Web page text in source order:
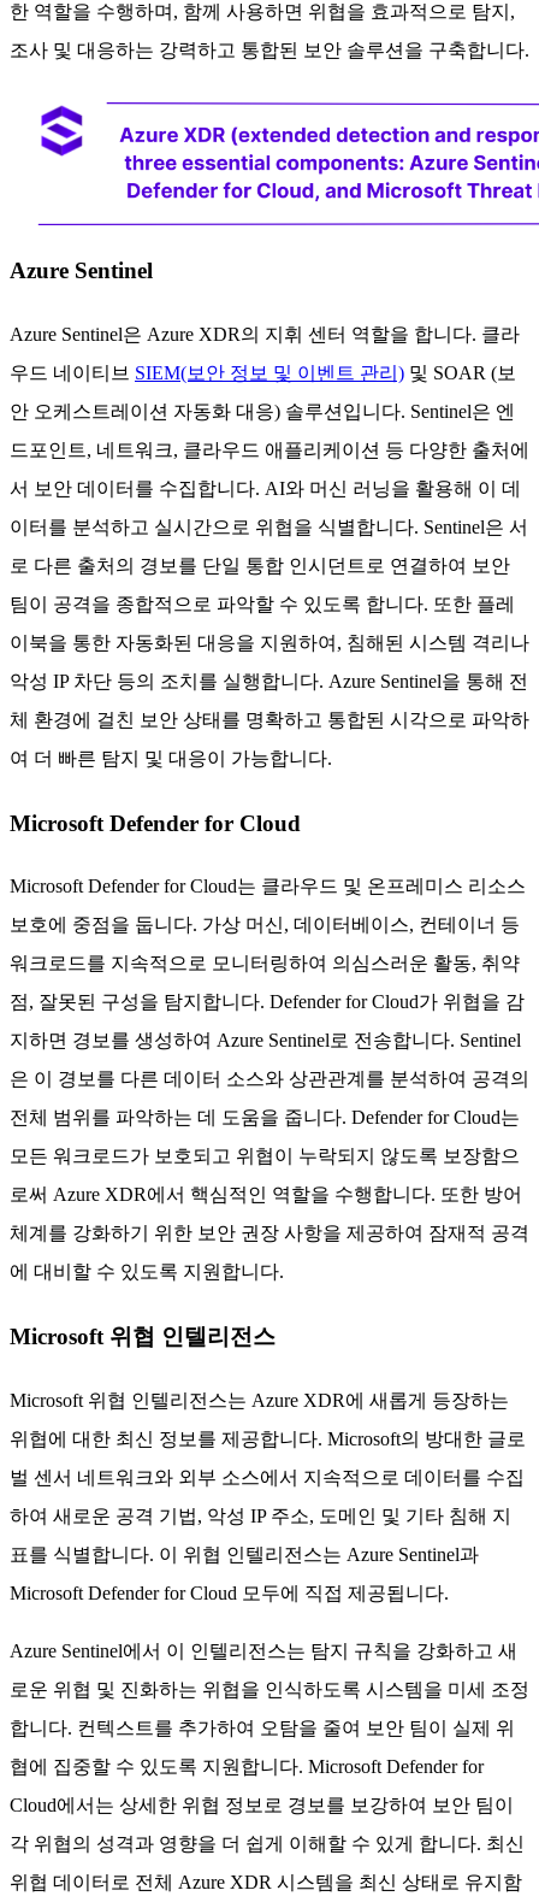
한 역할을 수행하며, 함께 사용하면 위협을 효과적으로 탐지,
조사 및 대응하는 강력하고 통합된 보안 솔루션을 구축합니다.
Azure Sentinel
Azure Sentinel은 Azure XDR의 지휘 센터 역할을 합니다. 클라
우드 네이티브 SIEM(보안 정보 및 이벤트 관리) 및 SOAR (보
안 오케스트레이션 자동화 대응) 솔루션입니다. Sentinel은 엔
드포인트, 네트워크, 클라우드 애플리케이션 등 다양한 출처에
서 보안 데이터를 수집합니다. AI와 머신 러닝을 활용해 이 데
이터를 분석하고 실시간으로 위협을 식별합니다. Sentinel은 서
로 다른 출처의 경보를 단일 통합 인시던트로 연결하여 보안
팀이 공격을 종합적으로 파악할 수 있도록 합니다. 또한 플레
이북을 통한 자동화된 대응을 지원하여, 침해된 시스템 격리나
악성 IP 차단 등의 조치를 실행합니다. Azure Sentinel을 통해 전
체 환경에 걸친 보안 상태를 명확하고 통합된 시각으로 파악하
여 더 빠른 탐지 및 대응이 가능합니다.
Microsoft Defender for Cloud
Microsoft Defender for Cloud는 클라우드 및 온프레미스 리소스
보호에 중점을 둡니다. 가상 머신, 데이터베이스, 컨테이너 등
워크로드를 지속적으로 모니터링하여 의심스러운 활동, 취약
점, 잘못된 구성을 탐지합니다. Defender for Cloud가 위협을 감
지하면 경보를 생성하여 Azure Sentinel로 전송합니다. Sentinel
은 이 경보를 다른 데이터 소스와 상관관계를 분석하여 공격의
전체 범위를 파악하는 데 도움을 줍니다. Defender for Cloud는
모든 워크로드가 보호되고 위협이 누락되지 않도록 보장함으
로써 Azure XDR에서 핵심적인 역할을 수행합니다. 또한 방어
체계를 강화하기 위한 보안 권장 사항을 제공하여 잠재적 공격
에 대비할 수 있도록 지원합니다.
Microsoft 위협 인텔리전스
Microsoft 위협 인텔리전스는 Azure XDR에 새롭게 등장하는
위협에 대한 최신 정보를 제공합니다. Microsoft의 방대한 글로
벌 센서 네트워크와 외부 소스에서 지속적으로 데이터를 수집
하여 새로운 공격 기법, 악성 IP 주소, 도메인 및 기타 침해 지
표를 식별합니다. 이 위협 인텔리전스는 Azure Sentinel과
Microsoft Defender for Cloud 모두에 직접 제공됩니다.
Azure Sentinel에서 이 인텔리전스는 탐지 규칙을 강화하고 새
로운 위협 및 진화하는 위협을 인식하도록 시스템을 미세 조정
합니다. 컨텍스트를 추가하여 오탐을 줄여 보안 팀이 실제 위
협에 집중할 수 있도록 지원합니다. Microsoft Defender for
Cloud에서는 상세한 위협 정보로 경보를 보강하여 보안 팀이
각 위협의 성격과 영향을 더 쉽게 이해할 수 있게 합니다. 최신
위협 데이터로 전체 Azure XDR 시스템을 최신 상태로 유지함